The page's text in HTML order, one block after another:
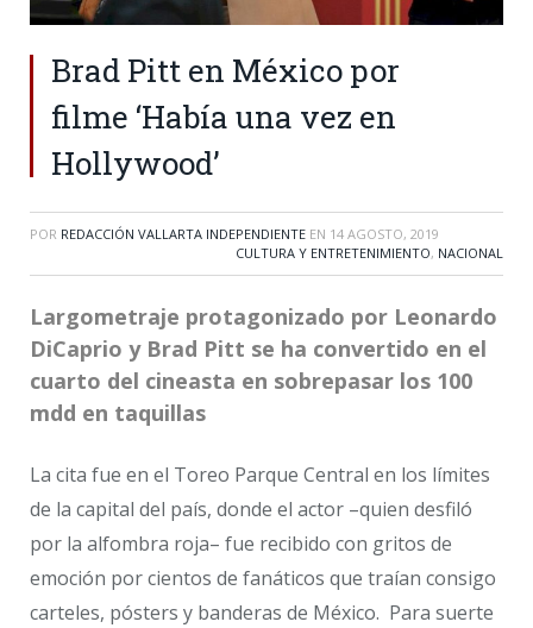
Brad Pitt en México por
filme ‘Había una vez en
Hollywood’
POR REDACCIÓN VALLARTA INDEPENDIENTE EN 14 AGOSTO, 2019
CULTURA Y ENTRETENIMIENTO, NACIONAL
Largometraje protagonizado por Leonardo
DiCaprio y Brad Pitt se ha convertido en el
cuarto del cineasta en sobrepasar los 100
mdd en taquillas
La cita fue en el Toreo Parque Central en los límites
de la capital del país, donde el actor –quien desfiló
por la alfombra roja– fue recibido con gritos de
emoción por cientos de fanáticos que traían consigo
carteles, pósters y banderas de México. Para suerte